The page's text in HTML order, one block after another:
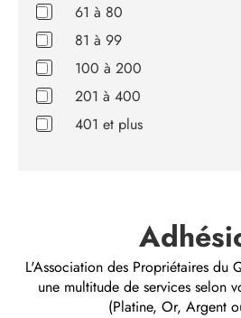
61 à 80
81 à 99
100 à 200
201 à 400
401 et plus
L'Association des Propriétaires du
une multitude de services selon
(Platine, Or, Argent